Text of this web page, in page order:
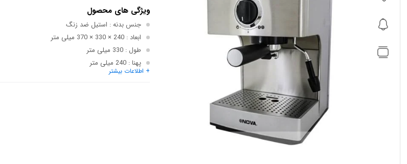
ویژگی های محصول
جنس بدنه: استیل ضد زنگ
ابعاد: 240 × 330 × 370 میلی متر
طول: 330 میلی متر
پهنا: 240 میلی متر
عمق: 240 میلی متر
+ اطلاعات بیشتر